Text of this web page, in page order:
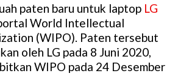
paten baru untuk laptop LG
World Intellectual
(WIPO). Paten tersebut
oleh LG pada 8 Juni 2020,
WIPO pada 24 Desember